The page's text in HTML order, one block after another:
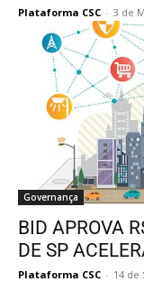
Plataforma CSC - 3 de
Governança
BID APROVA
DE SP
Plataforma CSC - 14 de